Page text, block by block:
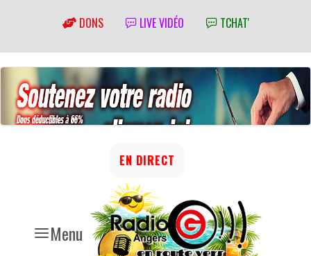
DONS LIVE VIDÉO TCHAT'
Menu
EN DIRECT